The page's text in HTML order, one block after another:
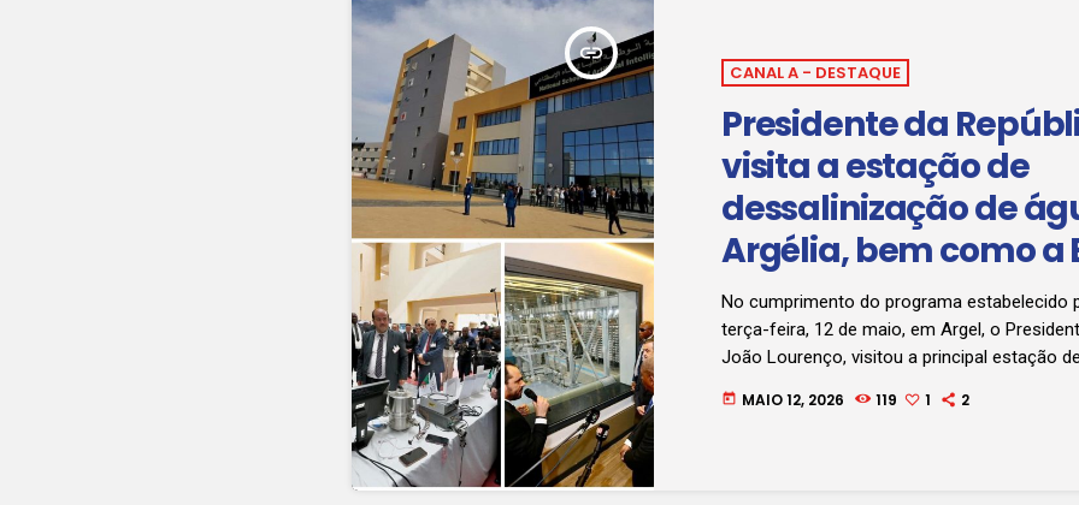
insert_link
CANAL A - DESTAQUE
Presidente da
visita a estação de
dessalinização de
Argélia, bem como a
Nacional de
Artificial
No cumprimento do programa estabelecido
terça-feira, 12 de maio, em Argel, o
João Lourenço, visitou a principal estação de
capital argelina. Trata-se de uma infra-
today MAIO 12, 2026 119 1 2